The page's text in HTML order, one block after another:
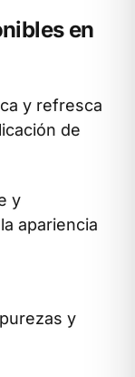
en
y refresca
de
y
apariencia
y